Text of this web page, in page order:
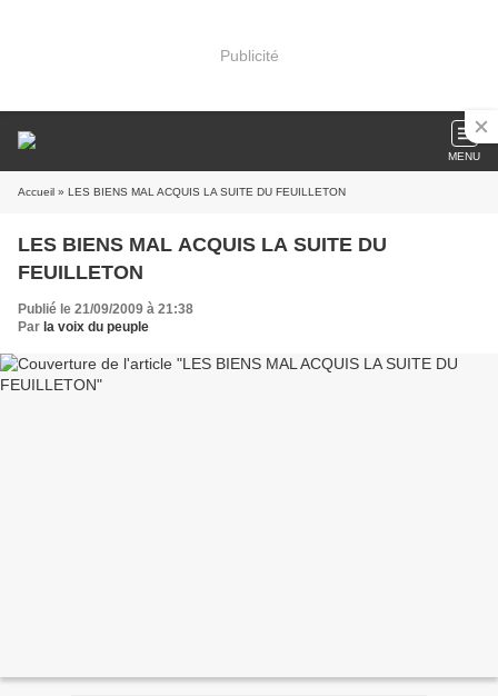
Publicité
MENU
Accueil » LES BIENS MAL ACQUIS LA SUITE DU FEUILLETON
LES BIENS MAL ACQUIS LA SUITE DU
FEUILLETON
Publié le 21/09/2009 à 21:38
Par la voix du peuple